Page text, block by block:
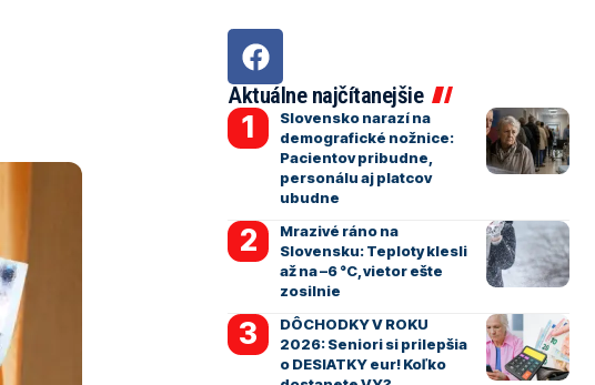
Aktuálne najčítanejšie
Slovensko narazí na
demografické nožnice:
Pacientov pribudne,
personálu aj platcov
ubudne
Mrazivé ráno na
Slovensku: Teploty klesli
až na –6 °C, vietor ešte
zosilnie
DÔCHODKY V ROKU
2026: Seniori si prilepšia
o DESIATKY eur! Koľko